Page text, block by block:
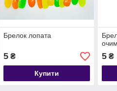
Брелок лопата
5₴
Купити
5 ₴